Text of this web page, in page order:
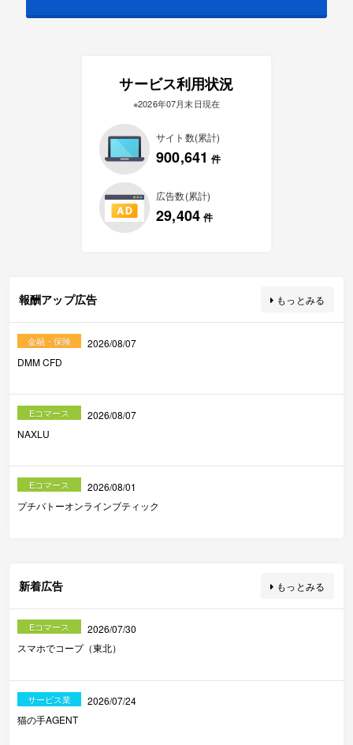
サービス利用状況
※2026年07月末日現在
サイト数(累計)
900,641 件
広告数(累計)
29,404 件
報酬アップ広告 もっとみる
金融・保険
2026/08/07
DMM CFD
Eコマース
2026/08/07
NAXLU
Eコマース
2026/08/01
プチバトーオンラインブティック
新着広告 もっとみる
Eコマース
2026/07/30
スマホでコープ（東北）
サービス業
2026/07/24
猫の手AGENT